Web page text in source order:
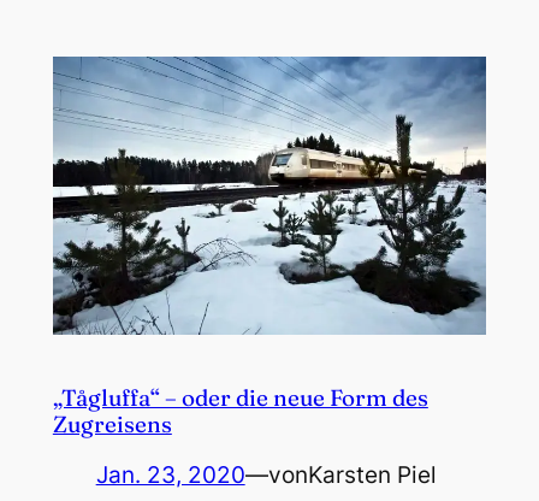
„Tågluffa“ – oder die neue Form des
Zugreisens
Jan. 23, 2020—vonKarsten Piel